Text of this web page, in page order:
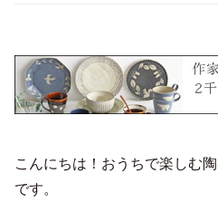
こんにちは！おうちで楽しむ
です。